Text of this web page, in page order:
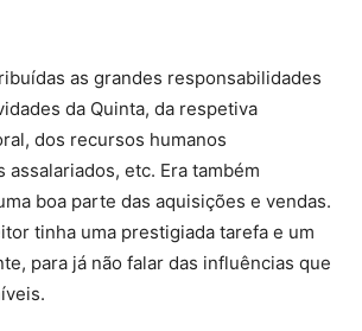
as grandes responsabilidades
da Quinta, da respetiva
dos recursos humanos
assalariados, etc. Era também
boa parte das aquisições e vendas.
tinha uma prestigiada tarefa e um
para já não falar das influências que